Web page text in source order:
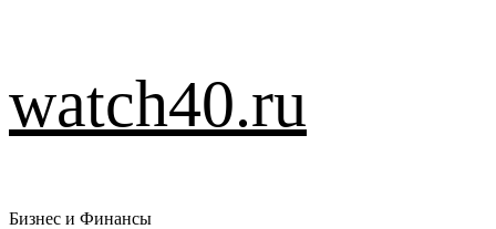
к
содержимому
watch40.ru
Бизнес и Финансы